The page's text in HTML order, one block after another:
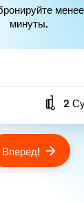
минуты.
2
Вперед!